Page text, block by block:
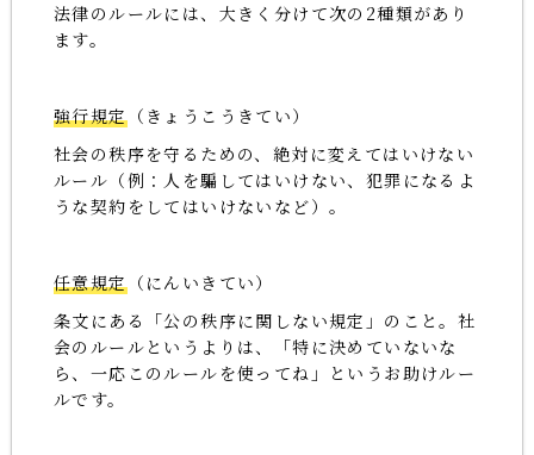
法律のルールには、大きく分けて次の2種類があり
ます。
強行規定（きょうこうきてい）
社会の秩序を守るための、絶対に変えてはいけない
ルール（例：人を騙してはいけない、犯罪になるよ
うな契約をしてはいけないなど）。
任意規定（にんいきてい）
条文にある「公の秩序に関しない規定」のこと。社
会のルールというよりは、「特に決めていないな
ら、一応このルールを使ってね」というお助けルー
ルです。